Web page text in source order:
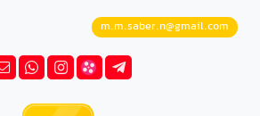
m.m.saber.n@gmail.com